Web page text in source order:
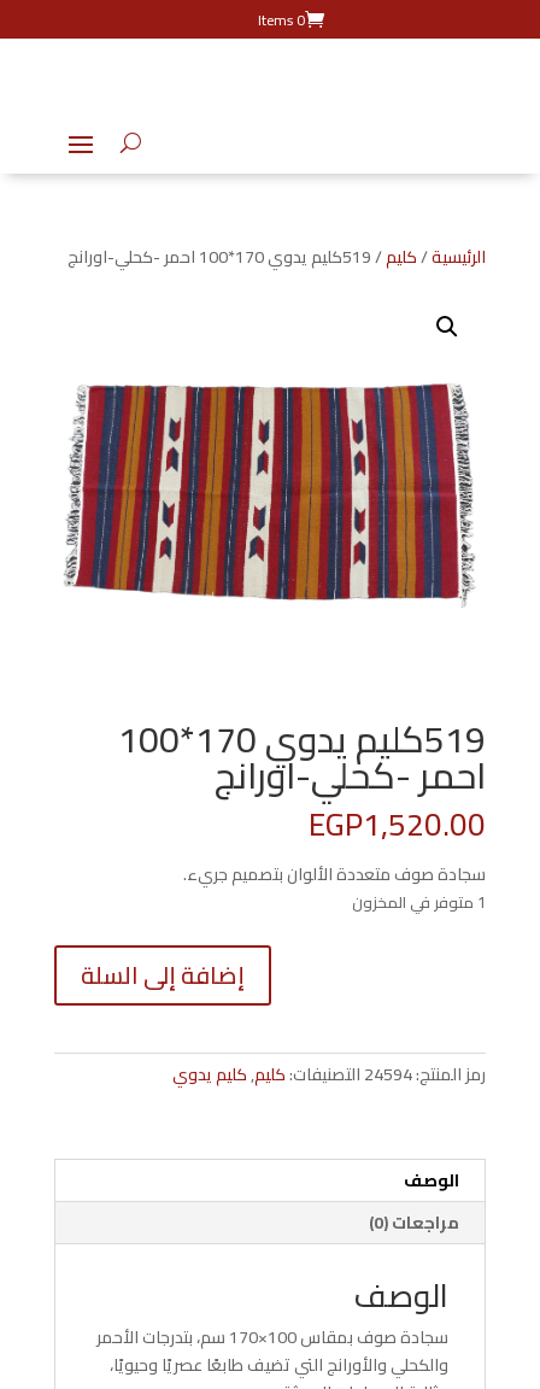
0 Items
الرئيسية/كليم/ 519كليم يدوي 170*100 احمر -كحلي-اورانج
519كليم يدوي 170*100
احمر -كحلي-اورانج
EGP1,520.00
سجادة صوف متعددة الألوان بتصميم جريء.
1 متوفر في المخزون
كمية
يدوي
إضافة إلى السلة
رمز المنتج:24594التصنيفات:كليم,كليم يدوي
الوصف
مراجعات (0)
الوصف
سجادة صوف بمقاس 100×170 سم، بتدرجات الأحمر
والكحلي والأورانج التي تضيف طابعًا عصريًا وحيويًا،